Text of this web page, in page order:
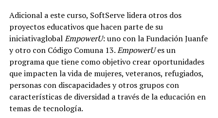
Adicional a este curso, SoftServe lidera otros dos
proyectos educativos que hacen parte de su
iniciativaglobalEmpowerU: uno con la Fundación Juanfe
y otro con Código Comuna 13.EmpowerUes un
programa que tiene como objetivo crear oportunidades
que impacten la vida de mujeres, veteranos, refugiados,
personas con discapacidades y otros grupos con
características de diversidad a través de la educación en
temas de tecnología.